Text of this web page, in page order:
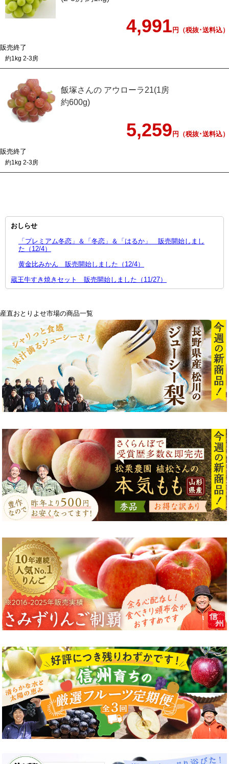
4,991 円（税抜･送料込）
販売終了
約1kg 2-3房
飯塚さんの アウローラ21(1房
約600g)
5,259 円（税抜･送料込）
販売終了
約1kg 2-3房
おしらせ
「プレミアム冬恋」＆「冬恋」＆「はるか」 販売開始しまし
た（12/4）
黄金比みかん 販売開始しました（12/4）
蔵王牛すき焼きセット 販売開始しました（11/27）
産直おとりよせ市場の商品一覧